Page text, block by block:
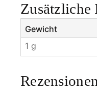
Zusätzliche
Gewicht
1 g
Rezensionen